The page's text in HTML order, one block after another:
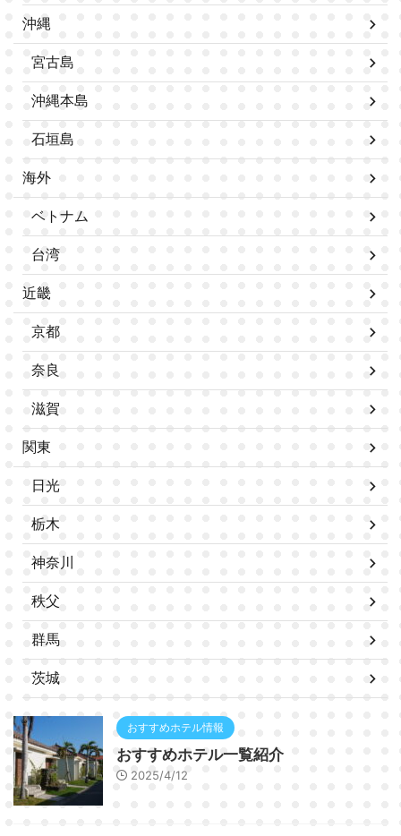
沖縄
宮古島
沖縄本島
石垣島
海外
ベトナム
台湾
近畿
京都
奈良
滋賀
関東
日光
栃木
神奈川
秩父
群馬
茨城
おすすめホテル情報
おすすめホテル一覧紹介
2025/4/12